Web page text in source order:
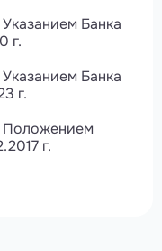
Банка
г.
Банка
г.
Положением
г.